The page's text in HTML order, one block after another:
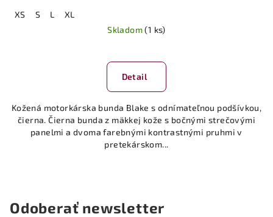
XS S L
XL
Skladom(1 ks)
Detail
Kožená motorkárska bunda Blake s odnímateľnou podšívkou,
čierna. Čierna bunda z mäkkej kože s bočnými strečovými
panelmi a dvoma farebnými kontrastnými pruhmi v
pretekárskom...
Odoberať newsletter